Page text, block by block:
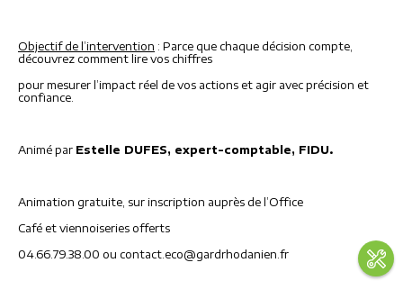
Objectif de l’intervention : Parce que chaque décision compte,
découvrez comment lire vos chiffres
pour mesurer l’impact réel de vos actions et agir avec précision et
confiance.
Animé par Estelle DUFES, expert-comptable, FIDU.
Animation gratuite, sur inscription auprès de l’Office
Café et viennoiseries offerts
04.66.79.38.00 ou contact.eco@gardrhodanien.fr